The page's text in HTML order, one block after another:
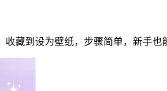
收藏到设为壁纸，步骤简单，新手也